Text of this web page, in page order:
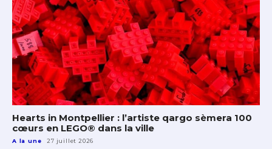
Hearts in Montpellier : l’artiste qargo sèmera 100
cœurs en LEGO® dans la ville
A la une 27 juillet 2026